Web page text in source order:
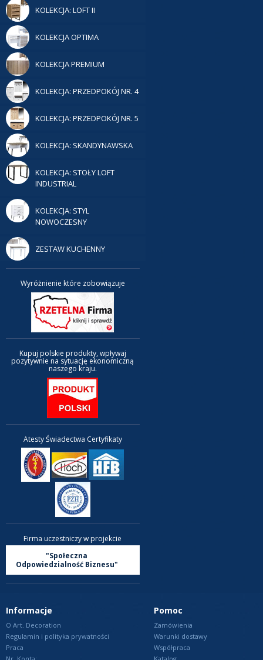
KOLEKCJA: LOFT II
KOLEKCJA OPTIMA
KOLEKCJA PREMIUM
KOLEKCJA: PRZEDPOKÓJ NR. 4
KOLEKCJA: PRZEDPOKÓJ NR. 5
KOLEKCJA: SKANDYNAWSKA
KOLEKCJA: STOŁY LOFT
INDUSTRIAL
KOLEKCJA: STYL
NOWOCZESNY
ZESTAW KUCHENNY
Wyróżnienie które zobowiązuje
Kupuj polskie produkty, wpływaj
pozytywnie na sytuację ekonomiczną
naszego kraju.
Atesty Świadectwa Certyfikaty
Firma uczestniczy w projekcie
"Społeczna
Odpowiedzialność Biznesu"
Informacje
O Art. Decoration
Regulamin i polityka prywatności
Praca
Pomoc
Zamówienia
Warunki dostawy
Współpraca